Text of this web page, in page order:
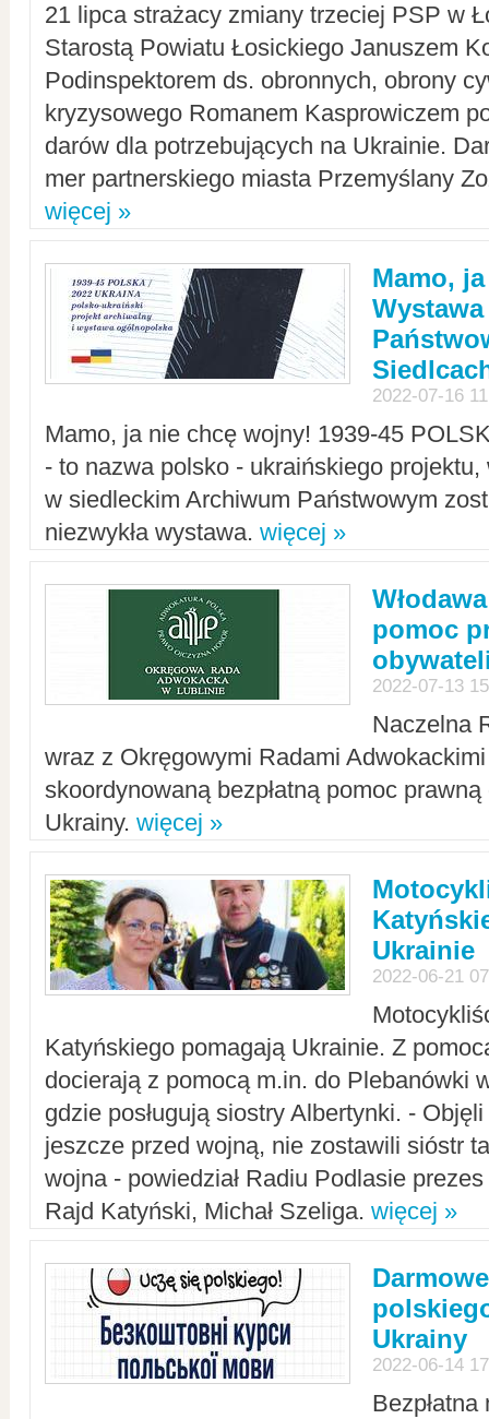
21 lipca strażacy zmiany trzeciej PSP w
Starostą Powiatu Łosickiego Januszem
Podinspektorem ds. obronnych, obrony
kryzysowego Romanem Kasprowiczem
darów dla potrzebujących na Ukrainie.
mer partnerskiego miasta Przemyślany
więcej »
Mamo,
2022-07-16
Mamo, ja nie chcę wojny! 1939-45
- to nazwa polsko - ukraińskiego
w siedleckim Archiwum Państwowym
niezwykła wystawa. więcej »
pomoc
2022-07-13
Naczelna
wraz z Okręgowymi Radami Adwokackimi
skoordynowaną bezpłatną pomoc
Ukrainy. więcej »
Ukrainie
2022-06-21
Katyńskiego pomagają Ukrainie. Z
docierają z pomocą m.in. do Plebanówki
gdzie posługują siostry Albertynki. -
jeszcze przed wojną, nie zostawili sióstr
wojna - powiedział Radiu Podlasie
Rajd Katyński, Michał Szeliga. więcej »
Ukrainy
2022-06-14